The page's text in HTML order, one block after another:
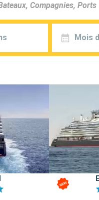
Mois